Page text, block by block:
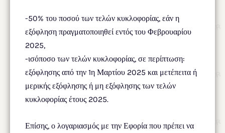
-50% του ποσού των τελών κυκλοφορίας, εάν η
εξόφληση πραγματοποιηθεί εντός του Φεβρουαρίου
2025,
-ισόποσο των τελών κυκλοφορίας, σε περίπτωση:
εξόφλησης από την 1η Μαρτίου 2025 και μετέπειτα ή
μερικής εξόφλησης ή μη εξόφλησης των τελών
κυκλοφορίας έτους 2025.
Επίσης, ο λογαριασμός με την Εφορία που πρέπει να